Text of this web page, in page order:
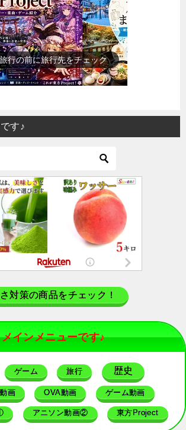
旅行の前に旅行先をチェック
す♪
対策の商品をチェック！
メインメニューです♪
ゲーム 旅行 歴史
画 OVA動画 ゲーム動画
アニソン動画② 東方Project